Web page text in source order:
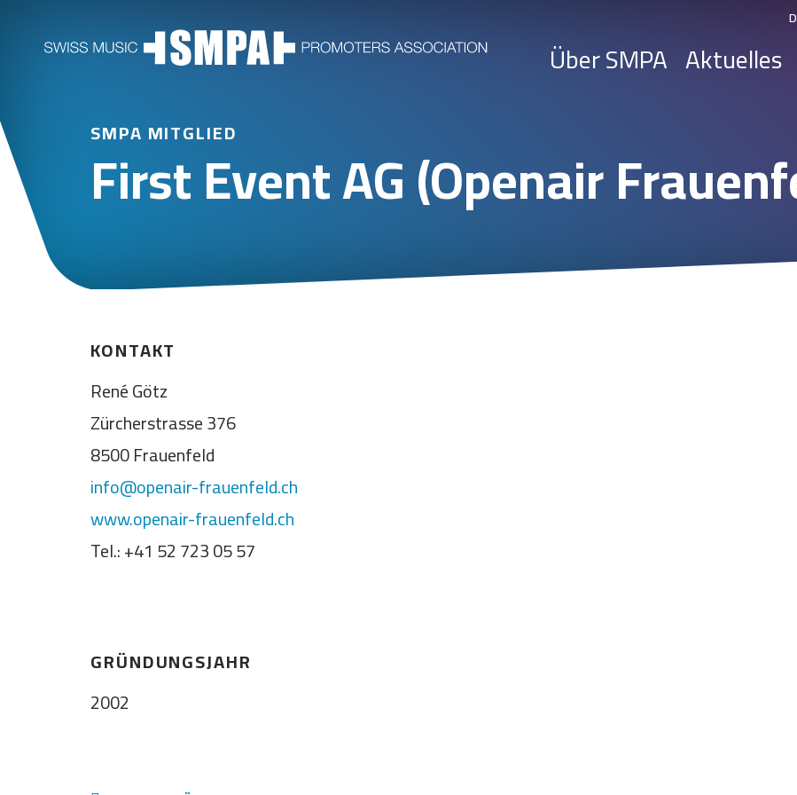
Über SMPA Aktuelles
SMPA MITGLIED
First Event AG (Openair
KONTAKT
René Götz
Zürcherstrasse 376
8500 Frauenfeld
info@openair-frauenfeld.ch
www.openair-frauenfeld.ch
Tel.: +41 52 723 05 57
GRÜNDUNGSJAHR
2002